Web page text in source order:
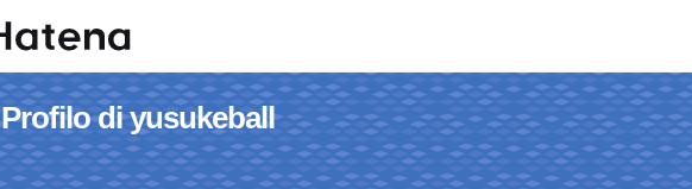
Profilo di yusukeball